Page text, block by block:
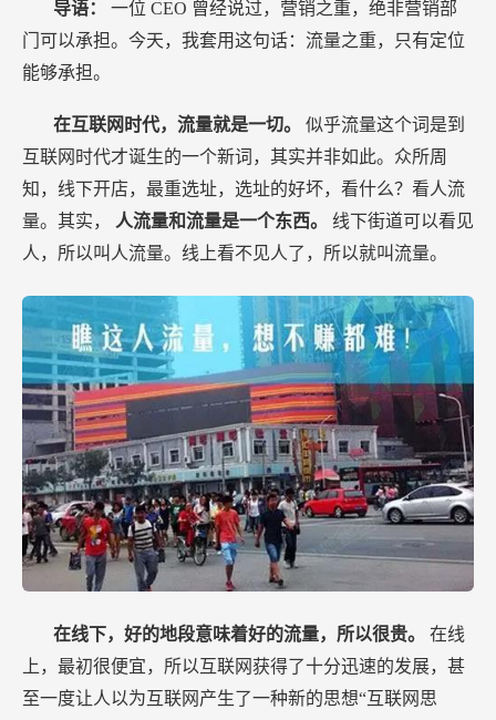
导语：一位CEO 曾经说过，营销之重，绝非营销部
门可以承担。今天，我套用这句话：流量之重，只有定位
能够承担。
在互联网时代，流量就是一切。似乎流量这个词是到
互联网时代才诞生的一个新词，其实并非如此。众所周
知，线下开店，最重选址，选址的好坏，看什么？看人流
量。其实，
人流量和流量是一个东西。 线下街道可以看见
人，所以叫人流量。线上看不见人了，所以就叫流量。
在线下，好的地段意味着好的流量，所以很贵。在线
上，最初很便宜，所以互联网获得了十分迅速的发展，甚
至一度让人以为互联网产生了一种新的思想“互联网思